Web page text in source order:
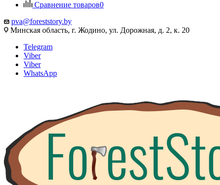
Сравнение товаров0
pva@foreststory.by
Минская область, г. Жодино, ул. Дорожная, д. 2, к. 20
Telegram
Viber
Viber
WhatsApp